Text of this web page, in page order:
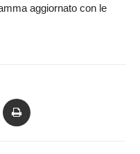
aggiornato con le